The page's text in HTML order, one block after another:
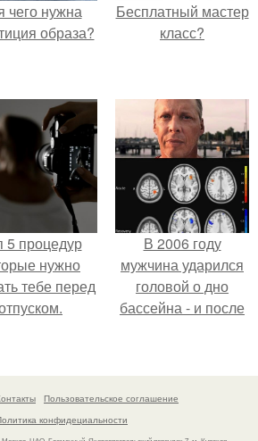
чего нужна
образа?
Бесплатный мастер
класс?
5 процедур
нужно
тебе перед
В 2006 году
мужчина ударился
головой о дно
бассейна - и после
странным образом.
Пользовательское соглашение
конфидециальности